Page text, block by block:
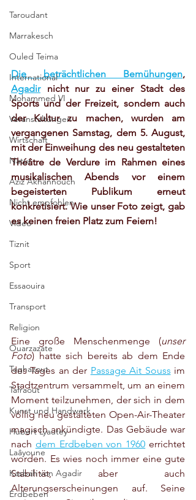
Taroudant
Marrakesch
Ouled Teima
International
Mohammed VI
Veranstaltungen
Wirtschaft
Natur
Aziz Akhannouch
Nicht empfohlen
Video
Tiznit
Sport
Essaouira
Transport
Religion
Ouarzazate
Taghazout
Tafraout
Kunst und Handwerk
Hubert Lyautey
Laâyoune
Kasbah von Agadir
Erdbeben
Die beträchtlichen Bemühungen
Agadir nicht nur zu einer Stadt des
Sports und der Freizeit, sondern auch
der Kultur zu machen, wurden am
vergangenen Samstag, dem 5. August,
mit der Einweihung des neu gestalteten
Théâtre de Verdure im Rahmen eines
musikalischen Abends vor einem
begeisterten Publikum erneut
konkretisiert. Wie unser Foto zeigt, gab
es keinen freien Platz zum Feiern!
Eine große Menschenmenge (unser
Foto) hatte sich bereits ab dem Ende
des Tages an der Passage Ait Souss im
Stadtzentrum versammelt, um an einem
Moment teilzunehmen, der sich in dem
völlig neu gestalteten Open-Air-Theater
magisch ankündigte. Das Gebäude war
nach dem Erdbeben von 1960 errichtet
worden. Es wies noch immer eine gute
Stabilität, aber auch
Alterungserscheinungen auf. Seine